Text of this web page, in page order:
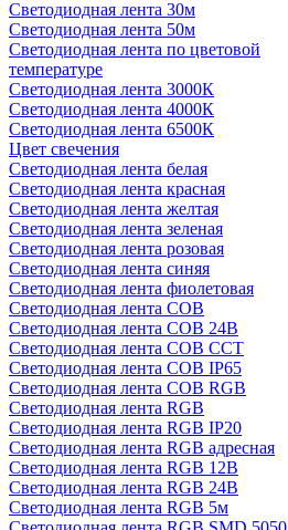
Светодиодная лента 30м
Светодиодная лента 50м
Светодиодная лента по цветовой
температуре
Светодиодная лента 3000К
Светодиодная лента 4000К
Светодиодная лента 6500К
Цвет свечения
Светодиодная лента белая
Светодиодная лента красная
Светодиодная лента желтая
Светодиодная лента зеленая
Светодиодная лента розовая
Светодиодная лента синяя
Светодиодная лента фиолетовая
Светодиодная лента COB
Светодиодная лента COB 24В
Светодиодная лента COB CCT
Светодиодная лента COB IP65
Светодиодная лента COB RGB
Светодиодная лента RGB
Светодиодная лента RGB IP20
Светодиодная лента RGB адресная
Светодиодная лента RGB 12В
Светодиодная лента RGB 24В
Светодиодная лента RGB 5м